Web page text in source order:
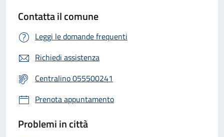
Contatta il comune
Leggi le domande frequenti
Richiedi assistenza
Centralino 055500241
Prenota appuntamento
Problemi in città